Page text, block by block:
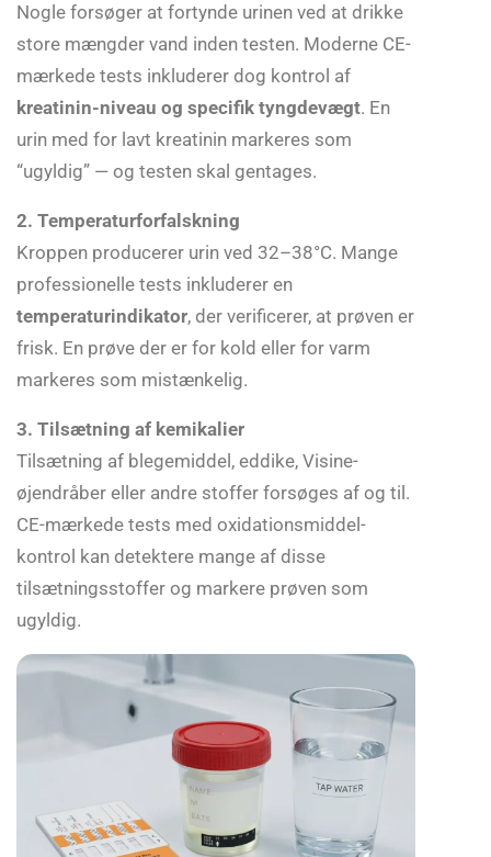
Nogle forsøger at fortynde urinen ved at drikke
store mængder vand inden testen. Moderne CE-
mærkede tests inkluderer dog kontrol af
kreatinin-niveau og specifik tyngdevægt. En
urin med for lavt kreatinin markeres som
“ugyldig” — og testen skal gentages.
2. Temperaturforfalskning
Kroppen producerer urin ved 32–38°C. Mange
professionelle tests inkluderer en
temperaturindikator, der verificerer, at prøven er
frisk. En prøve der er for kold eller for varm
markeres som mistænkelig.
3. Tilsætning af kemikalier
Tilsætning af blegemiddel, eddike, Visine-
øjendråber eller andre stoffer forsøges af og til.
CE-mærkede tests med oxidationsmiddel-
kontrol kan detektere mange af disse
tilsætningsstoffer og markere prøven som
ugyldig.